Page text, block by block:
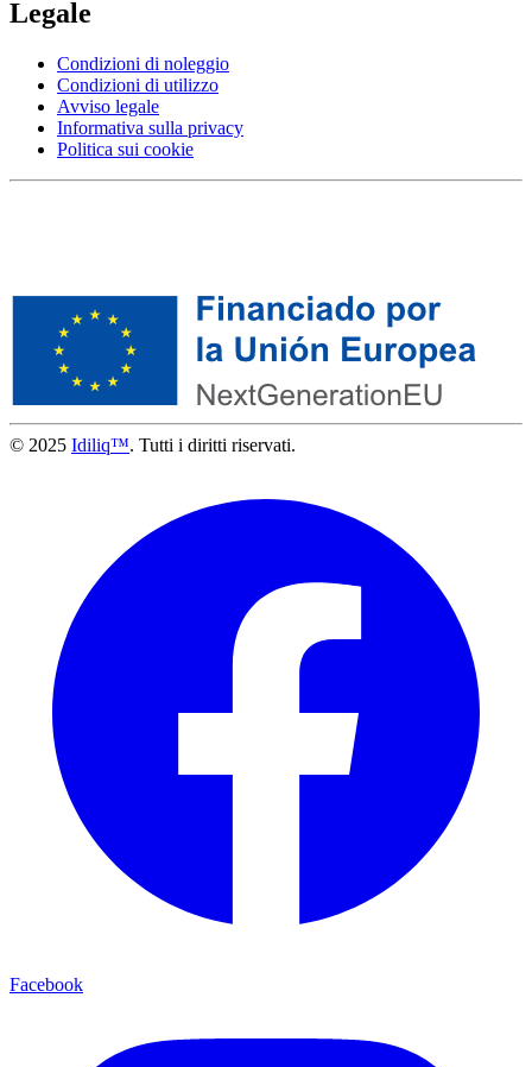
Legale
Condizioni di noleggio
Condizioni di utilizzo
Avviso legale
Informativa sulla privacy
Politica sui cookie
© 2025 Idiliq™. Tutti i diritti riservati.
Facebook